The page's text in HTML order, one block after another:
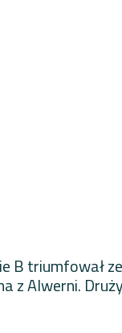
B triumfował
z Alwerni.